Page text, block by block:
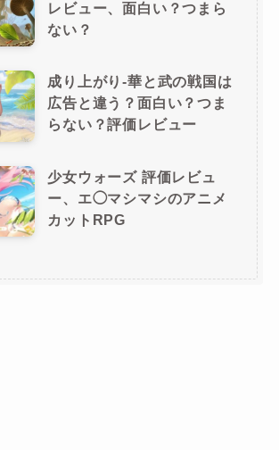
レビュー、面白い？つまら
ない？
成り上がり-華と武の戦国は
広告と違う？面白い？つま
らない？評価レビュー
少女ウォーズ 評価レビュ
ー、エ◯マシマシのアニメ
カットRPG